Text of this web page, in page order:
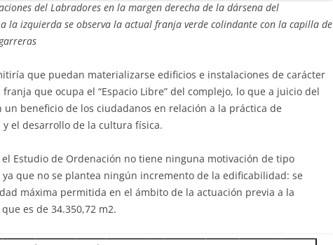
del Labradores en la margen derecha de la dársena del
la izquierda se observa la actual franja verde colindante con la capilla de
que puedan materializarse edificios e instalaciones de carácter
que ocupa el “Espacio Libre” del complejo, lo que a juicio del
un beneficio de los ciudadanos en relación a la práctica de
el desarrollo de la cultura física.
Estudio de Ordenación no tiene ninguna motivación de tipo
que no se plantea ningún incremento de la edificabilidad: se
máxima permitida en el ámbito de la actuación previa a la
es de 34.350,72 m2.